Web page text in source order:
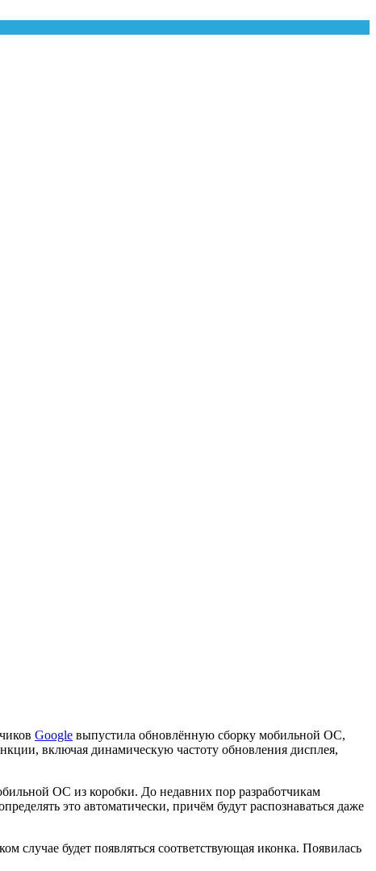
Google выпустила обновлённую сборку мобильной ОС,
включая динамическую частоту обновления дисплея,
ОС из коробки. До недавних пор разработчикам
это автоматически, причём будут распознаваться даже
случае будет появляться соответствующая иконка. Появилась